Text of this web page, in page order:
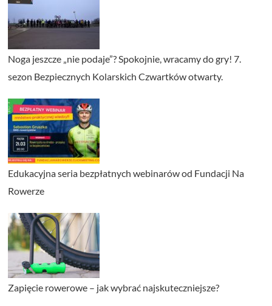
Noga jeszcze „nie podaje”? Spokojnie, wracamy do gry! 7.
sezon Bezpiecznych Kolarskich Czwartków otwarty.
Edukacyjna seria bezpłatnych webinarów od Fundacji Na
Rowerze
Zapięcie rowerowe – jak wybrać najskuteczniejsze?